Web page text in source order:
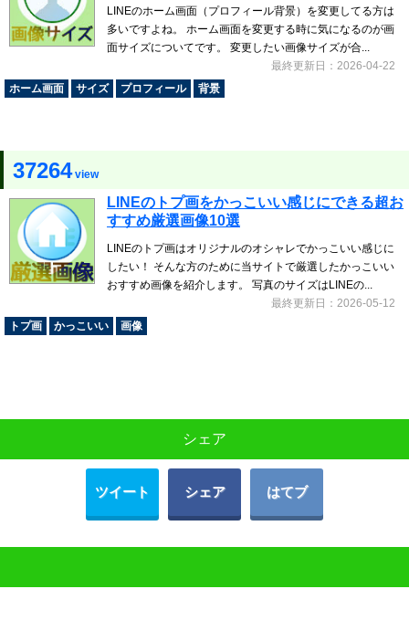
LINEのホーム画面（プロフィール背景）を変更してる方は
多いですよね。 ホーム画面を変更する時に気になるのが画
面サイズについてです。 変更したい画像サイズが合...
最終更新日：2026-04-22
ホーム画面
サイズ プロフィール 背景
37264view
LINEのトプ画をかっこいい感じにできる超お
すすめ厳選画像10選
LINEのトプ画はオリジナルのオシャレでかっこいい感じに
したい！ そんな方のために当サイトで厳選したかっこいい
おすすめ画像を紹介します。 写真のサイズはLINEの...
最終更新日：2026-05-12
トプ画
かっこいい 画像
シェア
ツイート シェア はてブ